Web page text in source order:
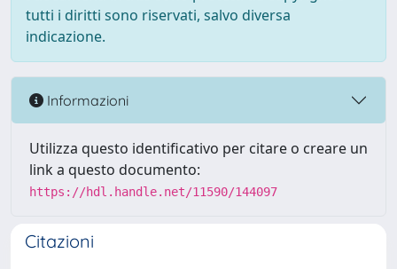
tutti i diritti sono riservati, salvo diversa
indicazione.
Informazioni
Utilizza questo identificativo per citare o creare un
link a questo documento:
https://hdl.handle.net/11590/144097
Citazioni